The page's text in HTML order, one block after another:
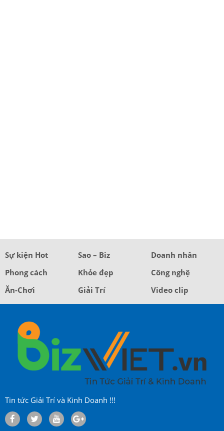
Sự kiện Hot Sao – Biz
Doanh nhân
Phong cách
Khỏe đẹp
Công nghệ
Ăn-Chơi
Giải Trí Video clip
Tin tức Giải Trí và Kinh Doanh !!!